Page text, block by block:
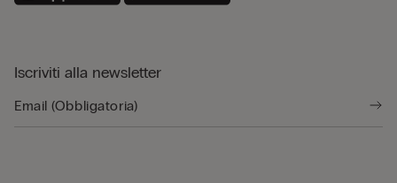
Iscriviti alla newsletter